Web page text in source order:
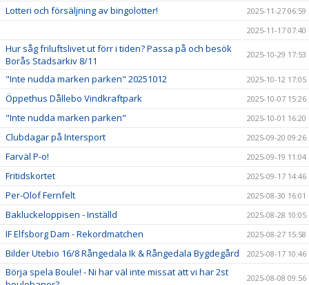
Lotteri och försäljning av bingolotter!
2025-11-27 06:59
2025-11-17 07:40
Hur såg friluftslivet ut förr i tiden? Passa på och besök
Borås Stadsarkiv 8/11
2025-10-29 17:53
"Inte nudda marken parken" 20251012 2025-10-12 17:05
Öppethus Dållebo Vindkraftpark 2025-10-07 15:26
"Inte nudda marken parken" 2025-10-01 16:20
Clubdagar på Intersport 2025-09-20 09:26
Farväl P-o! 2025-09-19 11:04
Fritidskortet 2025-09-17 14:46
Per-Olof Fernfelt 2025-08-30 16:01
Bakluckeloppisen - Inställd 2025-08-28 10:05
IF Elfsborg Dam - Rekordmatchen 2025-08-27 15:58
Bilder Utebio 16/8 Rångedala Ik & Rångedala Bygdegård 2025-08-17 10:46
Börja spela Boule! - Ni har väl inte missat att vi har 2st
2025-08-08 09:56